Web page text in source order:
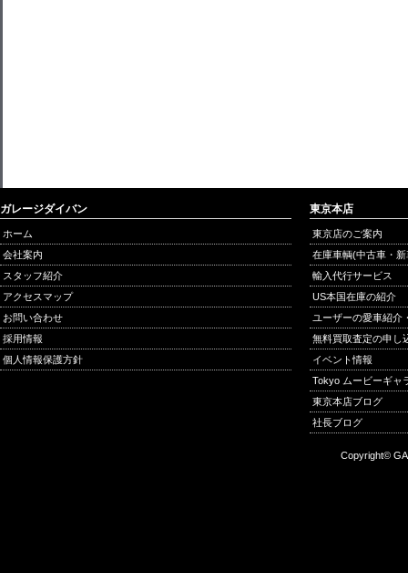
ガレージダイバン
ホーム
会社案内
スタッフ紹介
アクセスマップ
お問い合わせ
採用情報
個人情報保護方針
東京本店
東京店のご案内
在庫車輌(中古車・
輸入代行サービス
US本国在庫の紹介
ユーザーの愛車紹介
無料買取査定の申し
イベント情報
Tokyo ムービーギャ
東京本店ブログ
社長ブログ
Copyright©